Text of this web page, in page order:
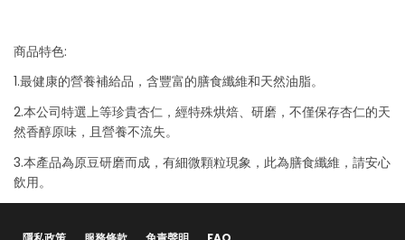
商品特色:
1.最健康的營養補給品，含豐富的膳食纖維和天然油脂。
2.本公司特選上等珍貴杏仁，經特殊烘焙、研磨，不僅保存杏仁的天
然香醇原味，且營養不流失。
3.本產品為原豆研磨而成，有細微顆粒現象，此為膳食纖維，請安心
飲用。